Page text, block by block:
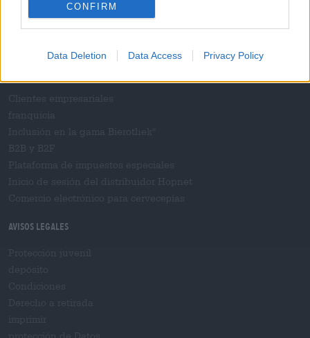
CONFIRM
Data Deletion Data Access Privacy Policy
Métodos de pago
Envío / Internacional
Avisos legales